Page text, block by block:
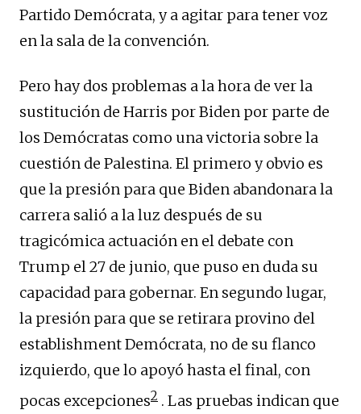
Partido Demócrata, y a agitar para tener voz
en la sala de la convención.
Pero hay dos problemas a la hora de ver la
sustitución de Harris por Biden por parte de
los Demócratas como una victoria sobre la
cuestión de Palestina. El primero y obvio es
que la presión para que Biden abandonara la
carrera salió a la luz después de su
tragicómica actuación en el debate con
Trump el 27 de junio, que puso en duda su
capacidad para gobernar. En segundo lugar,
la presión para que se retirara provino del
establishment Demócrata, no de su flanco
izquierdo, que lo apoyó hasta el final, con
pocas excepciones2 . Las pruebas indican que